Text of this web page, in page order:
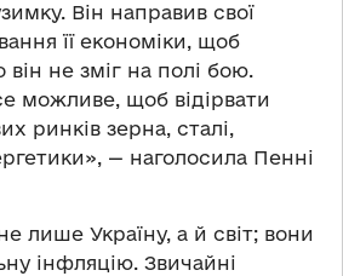
Він направив свої
її економіки, щоб
він не зміг на полі бою.
можливе, щоб відірвати
ринків зерна, сталі,
— наголосила Пенні
лише Україну, а й світ; вони
інфляцію. Звичайні